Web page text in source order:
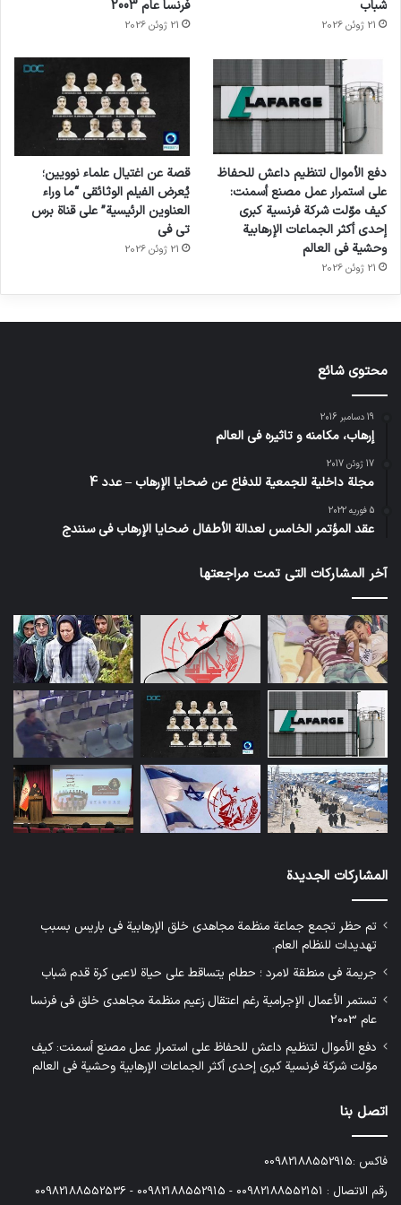
شباب
21 ژوئن 2026
فرنسا عام 2003
21 ژوئن 2026
دفع الأموال لتنظيم داعش للحفاظ
على استمرار عمل مصنع أسمنت:
كيف موّلت شركة فرنسية كبرى
إحدى أكثر الجماعات الإرهابية
وحشية في العالم
21 ژوئن 2026
قصة عن اغتيال علماء نوويين؛
يُعرض الفيلم الوثائقي “ما وراء
العناوين الرئيسية” على قناة برس
تي في
21 ژوئن 2026
محتوى شائع
19 دسامبر 2016
إرهاب، مكامنه و تاثيره في العالم
17 ژوئن 2017
مجلة داخلية للجمعية للدفاع عن ضحايا الإرهاب – عدد 4
5 فوریه 2022
عقد المؤتمر الخامس لعدالة الأطفال ضحايا الإرهاب في سنندج
آخر المشاركات التي تمت مراجعتها
المشاركات الجديدة
تم حظر تجمع جماعة منظمة مجاهدي خلق الإرهابية في باريس بسبب
تهديدات للنظام العام.
جريمة في منطقة لامرد ؛ حطام يتساقط على حياة لاعبي كرة قدم شباب
تستمر الأعمال الإجرامية رغم اعتقال زعيم منظمة مجاهدي خلق في فرنسا
عام 2003
دفع الأموال لتنظيم داعش للحفاظ على استمرار عمل مصنع أسمنت: كيف
موّلت شركة فرنسية كبرى إحدى أكثر الجماعات الإرهابية وحشية في العالم
اتصل بنا
فاكس :00982188552915
رقم الاتصال : 00982188552151 - 00982188552915 - 00982188552536